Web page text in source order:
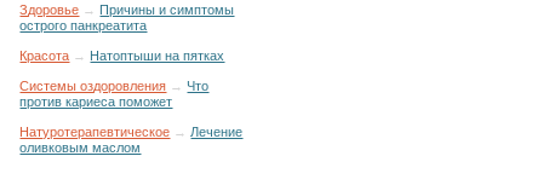
Здоровье → Причины и симптомы
острого панкреатита
Красота → Натоптыши на пятках
Системы оздоровления →Что
против кариеса поможет
Натуротерапевтическое → Лечение
оливковым маслом